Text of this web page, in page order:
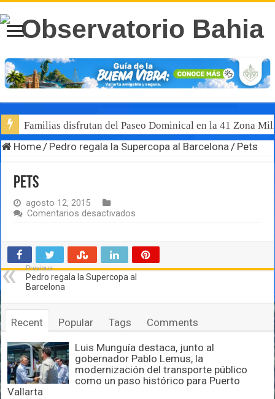
Familias disfrutan del Paseo Dominical en la 41 Zona
Home/ Pedro regala la Supercopa al Barcelona/ Pets
Pets
agosto 12, 2015
Comentarios desactivados
Previous
Pedro regala la Supercopa al
Barcelona
Recent Popular Tags Comments
Luis Munguía destaca, junto al
gobernador Pablo Lemus, la
modernización del transporte público
como un paso histórico para Puerto
Vallarta